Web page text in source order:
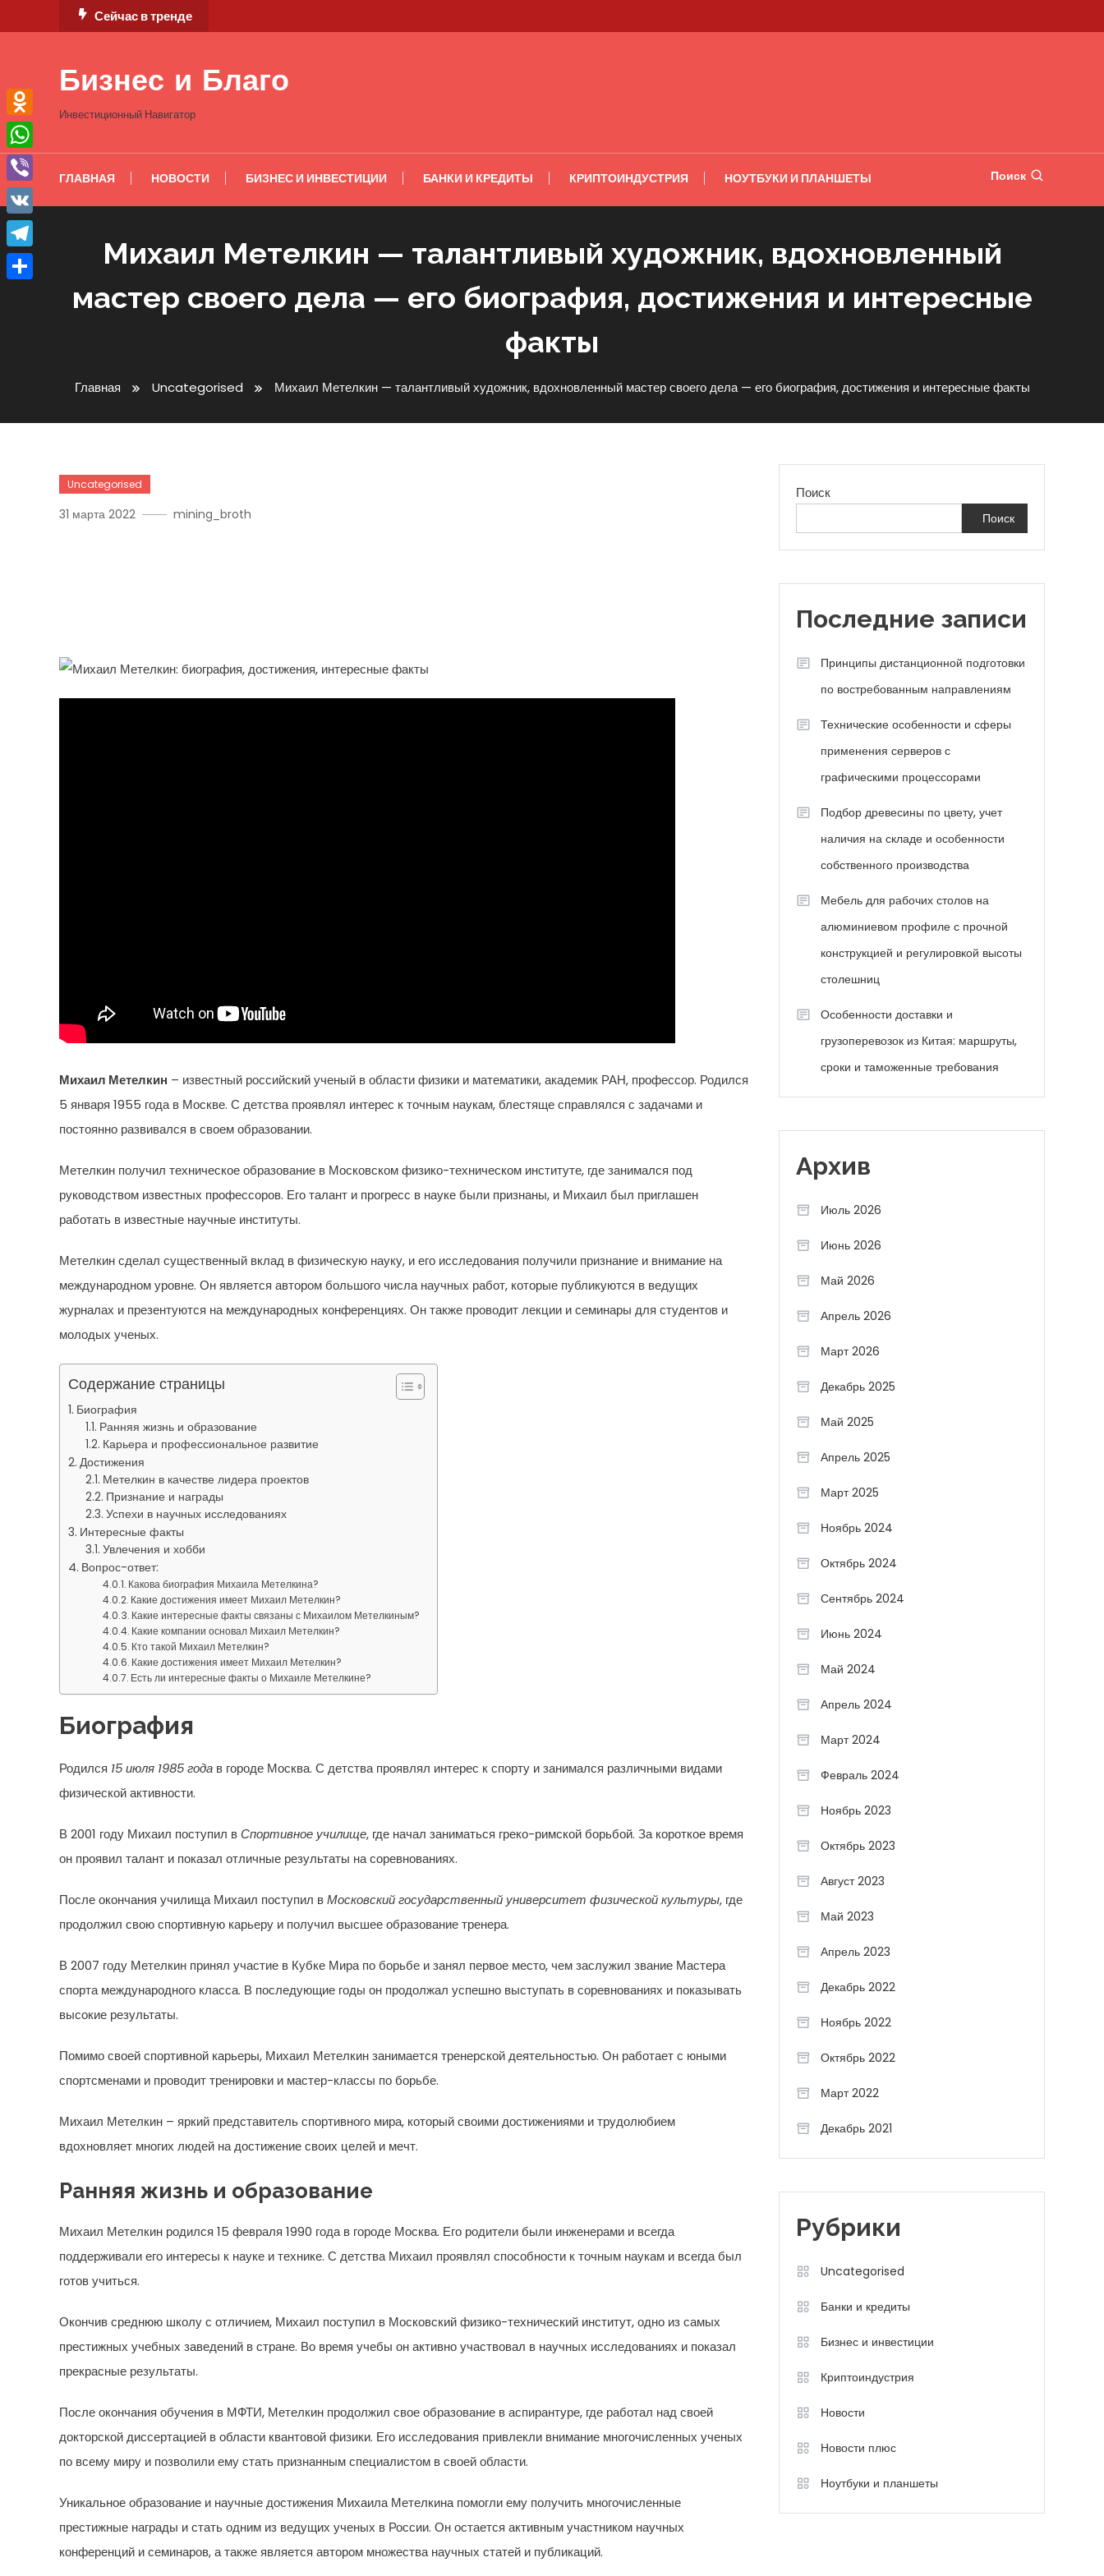
к
Сейчас в тренде
Бизнес и Благо
Инвестиционный Навигатор
ГЛАВНАЯ НОВОСТИ БИЗНЕС И ИНВЕСТИЦИИ БАНКИ И КРЕДИТЫ КРИПТОИНДУСТРИЯ НОУТБУКИ И ПЛАНШЕТЫ Поиск
Михаил Метелкин — талантливый художник, вдохновленный
мастер своего дела — его биография, достижения и интересные
факты
Главная Uncategorised Михаил Метелкин — талантливый художник, вдохновленный мастер своего дела — его биография, достижения и интересные факты
Uncategorised
31 марта 2022 mining_broth
Михаил Метелкин – известный российский ученый в области физики и математики, академик РАН, профессор. Родился
5 января 1955 года в Москве. С детства проявлял интерес к точным наукам, блестяще справлялся с задачами и
постоянно развивался в своем образовании.
Метелкин получил техническое образование в Московском физико-техническом институте, где занимался под
руководством известных профессоров. Его талант и прогресс в науке были признаны, и Михаил был приглашен
работать в известные научные институты.
Метелкин сделал существенный вклад в физическую науку, и его исследования получили признание и внимание на
международном уровне. Он является автором большого числа научных работ, которые публикуются в ведущих
журналах и презентуются на международных конференциях. Он также проводит лекции и семинары для студентов и
молодых ученых.
Содержание страницы
Биография
Ранняя жизнь и образование
Карьера и профессиональное развитие
Достижения
Метелкин в качестве лидера проектов
Признание и награды
Успехи в научных исследованиях
Интересные факты
Увлечения и хобби
Вопрос-ответ:
Какова биография Михаила Метелкина?
Какие достижения имеет Михаил Метелкин?
Какие интересные факты связаны с Михаилом Метелкиным?
Какие компании основал Михаил Метелкин?
Кто такой Михаил Метелкин?
Какие достижения имеет Михаил Метелкин?
Есть ли интересные факты о Михаиле Метелкине?
Биография
Родился 15 июля 1985 года в городе Москва. С детства проявлял интерес к спорту и занимался различными видами
физической активности.
В 2001 году Михаил поступил вСпортивное училище, где начал заниматься греко-римской борьбой. За короткое время
он проявил талант и показал отличные результаты на соревнованиях.
После окончания училища Михаил поступил вМосковский государственный университет физической культуры, где
продолжил свою спортивную карьеру и получил высшее образование тренера.
В 2007 году Метелкин принял участие в Кубке Мира по борьбе и занял первое место, чем заслужил звание Мастера
спорта международного класса. В последующие годы он продолжал успешно выступать в соревнованиях и показывать
высокие результаты.
Помимо своей спортивной карьеры, Михаил Метелкин занимается тренерской деятельностью. Он работает с юными
спортсменами и проводит тренировки и мастер-классы по борьбе.
Михаил Метелкин – яркий представитель спортивного мира, который своими достижениями и трудолюбием
вдохновляет многих людей на достижение своих целей и мечт.
Ранняя жизнь и образование
Михаил Метелкин родился 15 февраля 1990 года в городе Москва. Его родители были инженерами и всегда
поддерживали его интересы к науке и технике. С детства Михаил проявлял способности к точным наукам и всегда был
готов учиться.
Окончив среднюю школу с отличием, Михаил поступил в Московский физико-технический институт, одно из самых
престижных учебных заведений в стране. Во время учебы он активно участвовал в научных исследованиях и показал
прекрасные результаты.
После окончания обучения в МФТИ, Метелкин продолжил свое образование в аспирантуре, где работал над своей
докторской диссертацией в области квантовой физики. Его исследования привлекли внимание многочисленных ученых
по всему миру и позволили ему стать признанным специалистом в своей области.
Уникальное образование и научные достижения Михаила Метелкина помогли ему получить многочисленные
престижные награды и стать одним из ведущих ученых в России. Он остается активным участником научных
конференций и семинаров, а также является автором множества научных статей и публикаций.
Поиск
Поиск
Последние записи
Принципы дистанционной подготовки
по востребованным направлениям
Технические особенности и сферы
применения серверов с
графическими процессорами
Подбор древесины по цвету, учет
наличия на складе и особенности
собственного производства
Мебель для рабочих столов на
алюминиевом профиле с прочной
конструкцией и регулировкой высоты
столешниц
Особенности доставки и
грузоперевозок из Китая: маршруты,
сроки и таможенные требования
Архив
Июль 2026
Июнь 2026
Май 2026
Апрель 2026
Март 2026
Декабрь 2025
Май 2025
Апрель 2025
Март 2025
Ноябрь 2024
Октябрь 2024
Сентябрь 2024
Июнь 2024
Май 2024
Апрель 2024
Март 2024
Февраль 2024
Ноябрь 2023
Октябрь 2023
Август 2023
Май 2023
Апрель 2023
Декабрь 2022
Ноябрь 2022
Октябрь 2022
Март 2022
Декабрь 2021
Рубрики
Uncategorised
Банки и кредиты
Бизнес и инвестиции
Криптоиндустрия
Новости
Новости плюс
Ноутбуки и планшеты
Odnoklassniki
WhatsApp
Viber
VK
Telegram